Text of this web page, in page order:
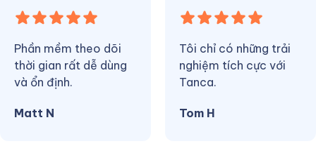
Phần mềm theo dõi
thời gian rất dễ dùng
và ổn định.
Matt N
Tôi chỉ có những trải
nghiệm tích cực với
Tanca.
Tom H